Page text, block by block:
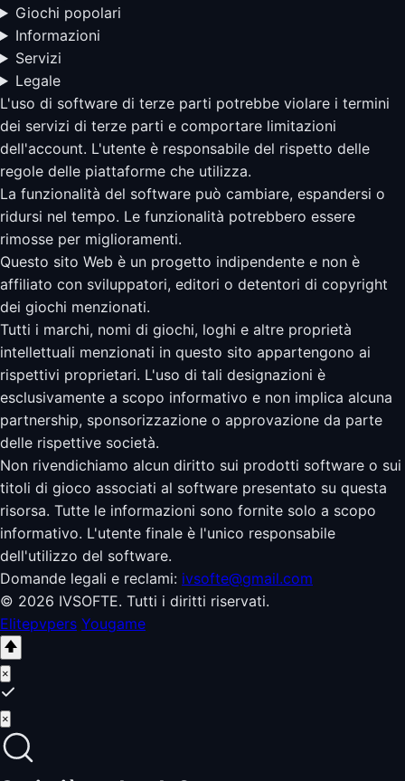
Giochi popolari
Informazioni
Servizi
Legale
L'uso di software di terze parti potrebbe violare i termini
dei servizi di terze parti e comportare limitazioni
dell'account. L'utente è responsabile del rispetto delle
regole delle piattaforme che utilizza.
La funzionalità del software può cambiare, espandersi o
ridursi nel tempo. Le funzionalità potrebbero essere
rimosse per miglioramenti.
Questo sito Web è un progetto indipendente e non è
affiliato con sviluppatori, editori o detentori di copyright
dei giochi menzionati.
Tutti i marchi, nomi di giochi, loghi e altre proprietà
intellettuali menzionati in questo sito appartengono ai
rispettivi proprietari. L'uso di tali designazioni è
esclusivamente a scopo informativo e non implica alcuna
partnership, sponsorizzazione o approvazione da parte
delle rispettive società.
Non rivendichiamo alcun diritto sui prodotti software o sui
titoli di gioco associati al software presentato su questa
risorsa. Tutte le informazioni sono fornite solo a scopo
informativo. L'utente finale è l'unico responsabile
dell'utilizzo del software.
Domande legali e reclami: ivsofte@gmail.com
© 2026 IVSOFTE. Tutti i diritti riservati.
Elitepvpers Yougame
×
×